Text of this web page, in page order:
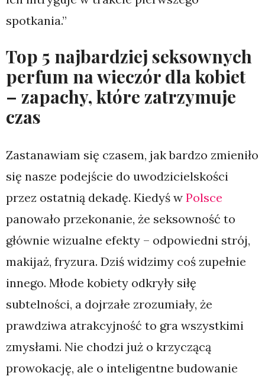
spotkania.”
Top 5 najbardziej seksownych
perfum na wieczór dla kobiet
– zapachy, które zatrzymuje
czas
Zastanawiam się czasem, jak bardzo zmieniło
się nasze podejście do uwodzicielskości
przez ostatnią dekadę. Kiedyś w Polsce
panowało przekonanie, że seksowność to
głównie wizualne efekty – odpowiedni strój,
makijaż, fryzura. Dziś widzimy coś zupełnie
innego. Młode kobiety odkryły siłę
subtelności, a dojrzałe zrozumiały, że
prawdziwa atrakcyjność to gra wszystkimi
zmysłami. Nie chodzi już o krzyczącą
prowokację, ale o inteligentne budowanie